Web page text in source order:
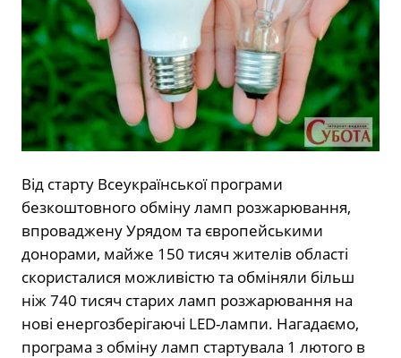
Від старту Всеукраїнської програми
безкоштовного обміну ламп розжарювання,
впроваджену Урядом та європейськими
донорами, майже 150 тисяч жителів області
скористалися можливістю та обміняли більш
ніж 740 тисяч старих ламп розжарювання на
нові енергозберігаючі LED-лампи. Нагадаємо,
програма з обміну ламп стартувала 1 лютого в